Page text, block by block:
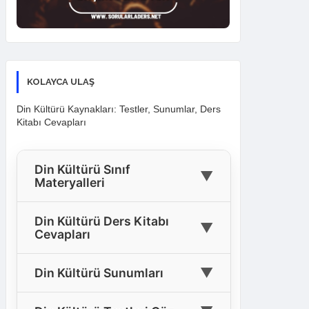
KOLAYCA ULAŞ
Din Kültürü Kaynakları: Testler, Sunumlar, Ders
Kitabı Cevapları
Din Kültürü Sınıf
Materyalleri
▼
🎓 4. Sınıf Din Kültürü Materyalleri
🎓 5. Sınıf Din Kültürü Materyalleri
🎓 6. Sınıf Din Kültürü Materyalleri
Din Kültürü Ders Kitabı
Cevapları
▼
📘
4. Sınıf Din Kültürü Ders Kitabı
Cevapları
Din Kültürü Sunumları ▼
Tüm Sınıflar İçin Din Kültürü